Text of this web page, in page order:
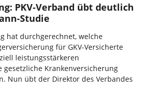
PKV-Verband übt deutlich
Studie
hat durchgerechnet, welche
für GKV-Versicherte
leistungsstärkeren
gesetzliche Krankenversicherung
Nun übt der Direktor des Verbandes